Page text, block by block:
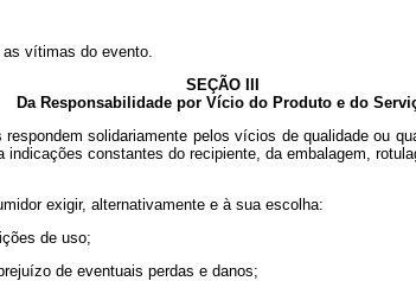
vítimas do evento.
SEÇÃO III
Da Responsabilidade por Vício do Produto e do
solidariamente pelos vícios de qualidade ou
constantes do recipiente, da embalagem,
exigir, alternativamente e à sua escolha:
de uso;
de eventuais perdas e danos;